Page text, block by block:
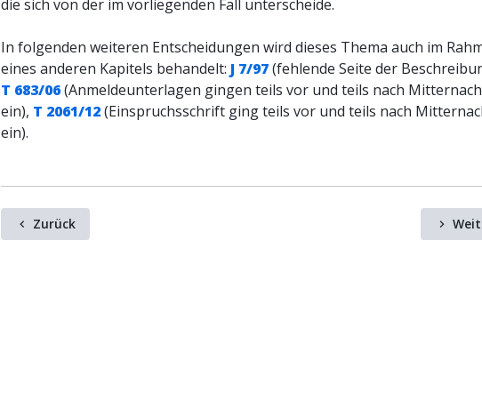
die sich von der im vorliegenden Fall unterscheide.
In folgenden weiteren Entscheidungen wird dieses Thema auch im
eines anderen Kapitels behandelt: J 7/97(fehlende Seite der
T 683/06(Anmeldeunterlagen gingen teils vor und teils nach
ein), T 2061/12(Einspruchsschrift ging teils vor und teils nach
ein).
Zurück